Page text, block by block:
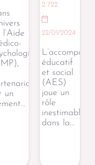
l’Aide
un
2 722
22/01/2024
éducatif
et social
(AES)
joue un
rôle
inestimable
dans la…